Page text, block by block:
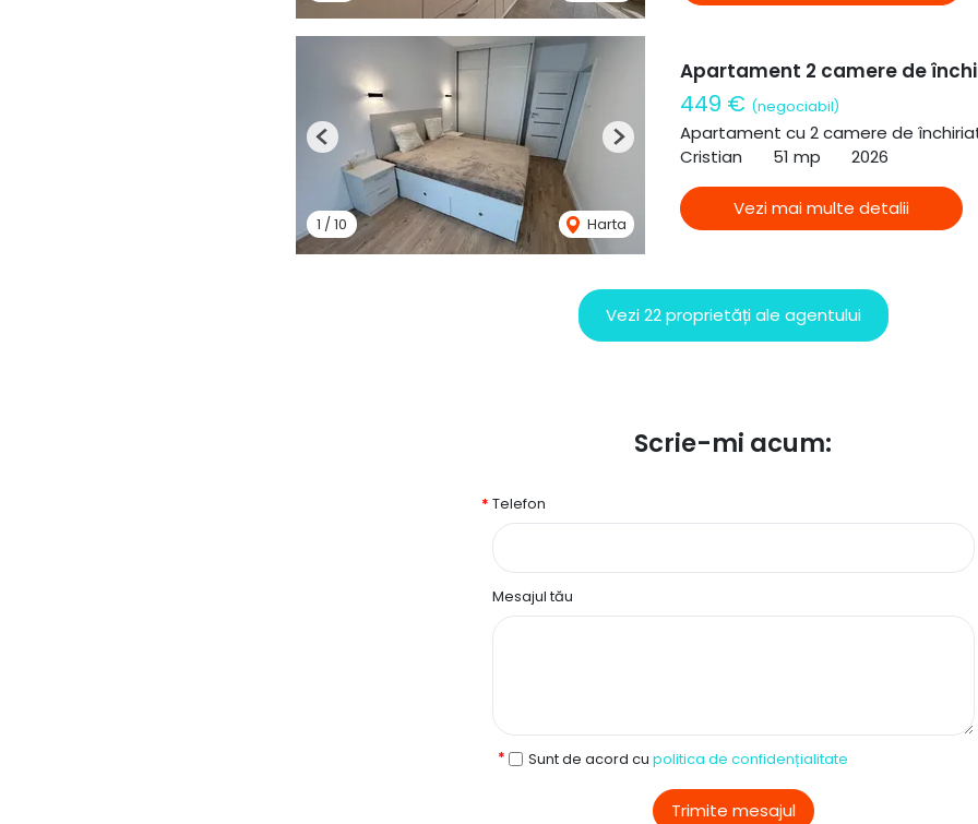
1 /10 Harta
Previous Next
Apartament 2 camere de
449 € (negociabil)
Apartament cu 2 camere de
Cristian
51 mp 2026
Vezi mai multe detalii
Vezi 22 proprietăți ale agentului
Scrie-mi acum:
Telefon
Mesajul tău
Sunt de acord cu politica de confidențialitate
Trimite mesajul